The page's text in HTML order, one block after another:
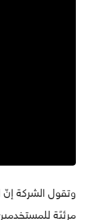
وتقول الشركة